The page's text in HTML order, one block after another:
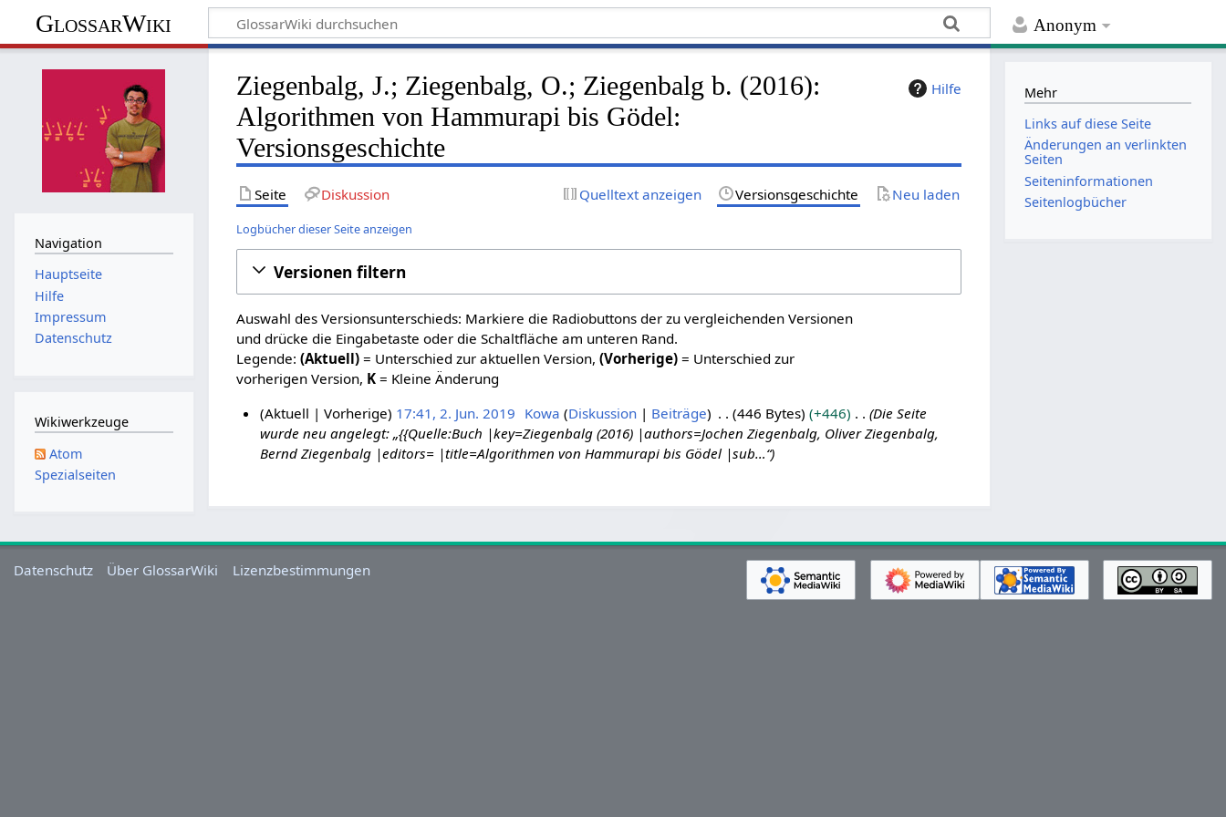
Anonym
GlossarWiki
Hilfe
Ziegenbalg, J.; Ziegenbalg, O.; Ziegenbalg b. (2016):
Algorithmen von Hammurapi bis Gödel:
Versionsgeschichte
Seite Diskussion Quelltext anzeigen Versionsgeschichte Neu laden
Logbücher dieser Seite anzeigen
Versionen filtern
Auswahl des Versionsunterschieds: Markiere die Radiobuttons der zu vergleichenden Versionen
und drücke die Eingabetaste oder die Schaltfläche am unteren Rand.
Legende:(Aktuell) = Unterschied zur aktuellen Version,(Vorherige) = Unterschied zur
vorherigen Version, K = Kleine Änderung
i
2
Aktuell Vorherige 17:41, 2. Jun. 2019 Kowa Diskussion Beiträge 446 Bytes +446
Die Seite
wurde neu angelegt: „{{Quelle:Buch |key=Ziegenbalg (2016) |authors=Jochen Ziegenbalg, Oliver Ziegenbalg,
Bernd Ziegenbalg |editors= |title=Algorithmen von Hammurapi bis Gödel |sub…“
Navigation
Hauptseite
Hilfe
Impressum
Datenschutz
Wikiwerkzeuge
Atom
Spezialseiten
Mehr
Links auf diese Seite
Änderungen an verlinkten
Seiten
Seiten­­informationen
Seitenlogbücher
Datenschutz Über GlossarWiki Lizenzbestimmungen